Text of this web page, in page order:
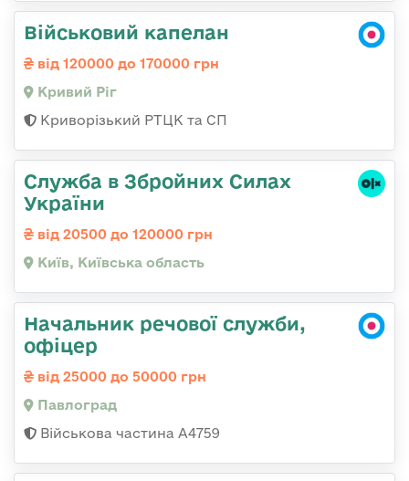
Військовий капелан
від 120000 до 170000 грн
Кривий Ріг
Криворізький РТЦК та СП
Служба в Збройних Силах
України
від 20500 до 120000 грн
Київ, Київська область
Начальник речової служби,
офіцер
від 25000 до 50000 грн
Павлоград
Військова частина А4759